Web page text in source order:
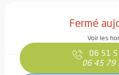
Fermé
Voir les
06 51
06 45 79